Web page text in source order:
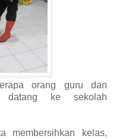
orang guru dan
datang ke sekolah
membersihkan kelas,